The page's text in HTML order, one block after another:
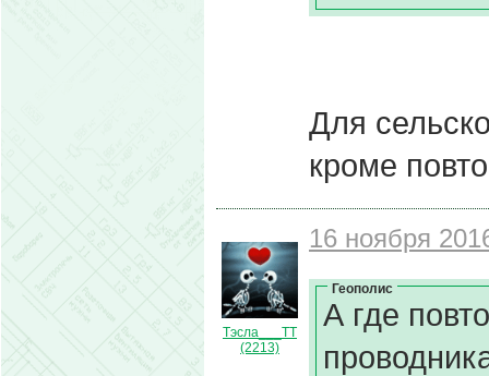
Для
кроме
Тэсла___ТТ
(2213)
16 ноября
Геополис
А где